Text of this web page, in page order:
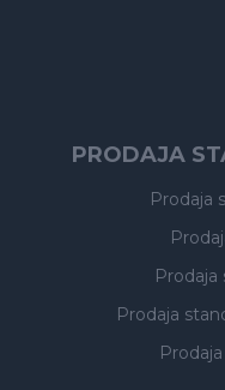
PRODAJA
Prodaja
Prodaja
Prodaja